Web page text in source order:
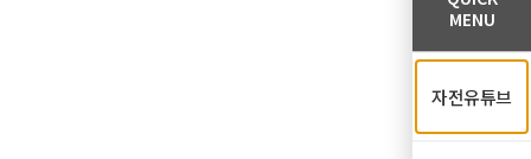
MENU
자전유튜브